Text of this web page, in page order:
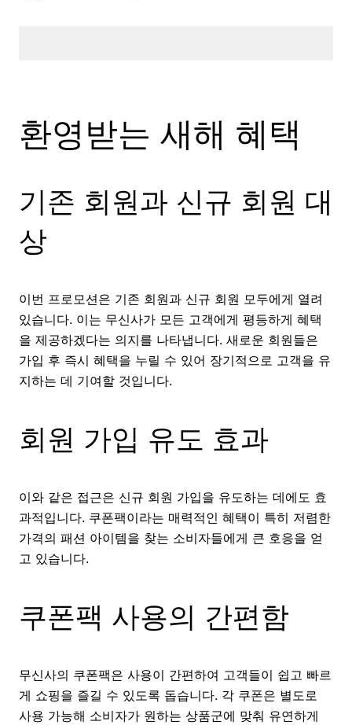
환영받는 새해 혜택
기존 회원과 신규 회원 대
상
이번 프로모션은 기존 회원과 신규 회원 모두에게 열려
있습니다. 이는 무신사가 모든 고객에게 평등하게 혜택
을 제공하겠다는 의지를 나타냅니다. 새로운 회원들은
가입 후 즉시 혜택을 누릴 수 있어 장기적으로 고객을 유
지하는 데 기여할 것입니다.
회원 가입 유도 효과
이와 같은 접근은 신규 회원 가입을 유도하는 데에도 효
과적입니다. 쿠폰팩이라는 매력적인 혜택이 특히 저렴한
가격의 패션 아이템을 찾는 소비자들에게 큰 호응을 얻
고 있습니다.
쿠폰팩 사용의 간편함
무신사의 쿠폰팩은 사용이 간편하여 고객들이 쉽고 빠르
게 쇼핑을 즐길 수 있도록 돕습니다. 각 쿠폰은 별도로
사용 가능해 소비자가 원하는 상품군에 맞춰 유연하게